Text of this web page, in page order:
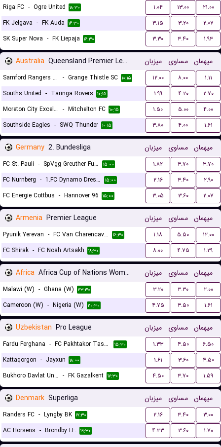
Riga FC - Ogre United ۱۸:۳۰ ۱.۰۴ ۱۳.۰۰
۲۱.۰۰
FK Jelgava - FK Auda ۱۶:۳۰ ۳.۱۵ ۳.۲۰
۲.۰۷
SK Super Nova - FK Liepaja ۱۶:۳۰ ۳.۳۰ ۳.۴۰ ۱.۹۳
Australia Queensland Premier League 2 میزبان مساوی میهمان
Samford Rangers FC - Grange Thistle SC ۱۰:۱۵ ۱۲.۰۰ ۸.۰۰
۱.۱۱
Souths United - Taringa Rovers ۱۰:۱۵ ۱.۹۹ ۴.۲۰
۲.۷۰
Moreton City Excelsior FC 2 - Mitchelton FC ۱۰:۱۵ ۱.۵۰ ۵.۰۰
۴.۰۰
Southside Eagles - SWQ Thunder ۱۰:۱۵ ۳.۸۰ ۴.۰۰ ۱.۶۱
Germany 2. Bundesliga میزبان مساوی میهمان
FC St. Pauli - SpVgg Greuther Furth ۱۵:۰۰ ۱.۸۲ ۳.۷۰
۳.۷۰
FC Nurnberg - 1.FC Dynamo Dresden ۱۵:۰۰ ۲.۱۶ ۳.۴۰
۲.۹۰
FC Energie Cottbus - Hannover 96 ۱۵:۰۰ ۳.۰۵ ۳.۶۰ ۲.۰۷
Armenia Premier League میزبان مساوی میهمان
Pyunik Yerevan - FC Van Charencavan ۱۶:۳۰ ۱.۱۸ ۵.۵۰
۱۲.۰۰
FC Shirak - FC Noah Artsakh ۱۸:۳۰ ۸.۰۰ ۴.۷۵ ۱.۲۹
Africa Africa Cup of Nations Women میزبان مساوی میهمان
Malawi (W) - Ghana (W) ۲۳:۳۰ ۳.۲۰ ۳.۳۰
۲.۰۰
Cameroon (W) - Nigeria (W) ۲۰:۳۰ ۴.۷۵ ۳.۵۰ ۱.۶۱
Uzbekistan Pro League میزبان مساوی میهمان
Fardu Ferghana - FC Pakhtakor Tashkent II ۱۵:۳۰ ۱.۳۳ ۴.۵۰
۶.۵۰
Kattaqorgon - Jayxun ۱۸:۰۰ ۱.۶۱ ۳.۶۰
۴.۵۰
Bukhoro Davlat Universiteti - FK Gazalkent ۱۷:۳۰ ۴.۵۰ ۳.۷۰ ۱.۵۹
Denmark Superliga میزبان مساوی میهمان
Randers FC - Lyngby BK ۱۷:۳۰ ۲.۱۶ ۳.۴۰
۳.۰۰
AC Horsens - Brondby I.F. ۱۹:۳۰ ۴.۳۳ ۳.۶۰ ۱.۷۰